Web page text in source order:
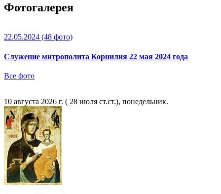
Фотогалерея
22.05.2024 (48 фото)
Служение митрополита Корнилия 22 мая 2024 года
Все фото
10 августа 2026 г. ( 28 июля ст.ст.), понедельник.